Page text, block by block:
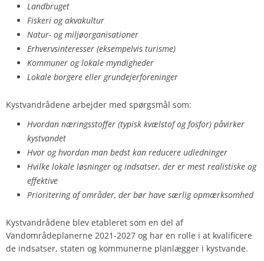
Landbruget
Fiskeri og akvakultur
Natur- og miljøorganisationer
Erhvervsinteresser (eksempelvis turisme)
Kommuner og lokale myndigheder
Lokale borgere eller grundejerforeninger
Kystvandrådene arbejder med spørgsmål som:
Hvordan næringsstoffer (typisk kvælstof og fosfor) påvirker
kystvandet
Hvor og hvordan man bedst kan reducere udledninger
Hvilke lokale løsninger og indsatser, der er mest realistiske og
effektive
Prioritering af områder, der bør have særlig opmærksomhed
Kystvandrådene blev etableret som en del af
Vandområdeplanerne 2021-2027 og har en rolle i at kvalificere
de indsatser, staten og kommunerne planlægger i kystvande.